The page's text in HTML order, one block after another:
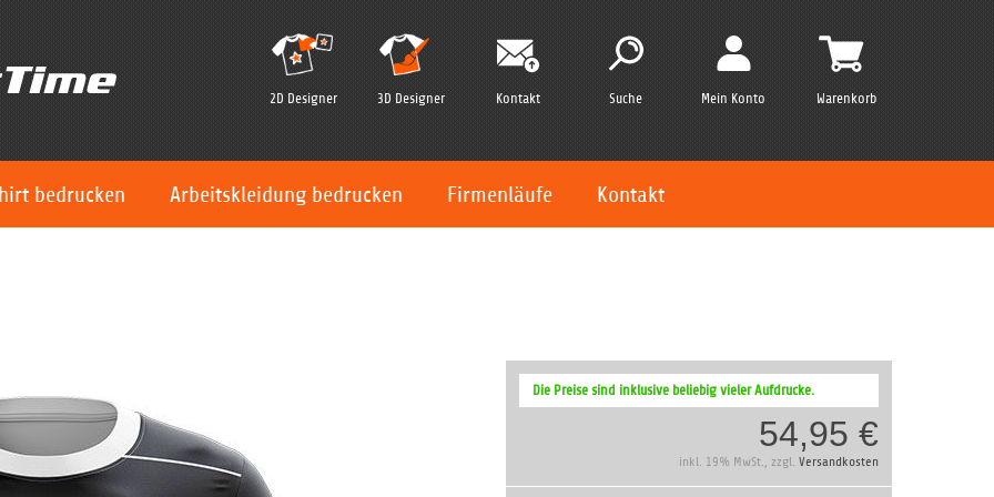
Warenkorb
Mein Konto
Suche
Kontakt
3D Designer
2D Designer
bedrucken Arbeitskleidung bedrucken Firmenläufe Kontakt
Die Preise sind inklusive beliebig vieler Aufdrucke.
54,95 €
inkl. 19% MwSt., zzgl. Versandkosten